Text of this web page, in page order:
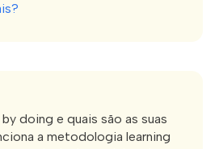
doing e quais são as suas
a metodologia learning